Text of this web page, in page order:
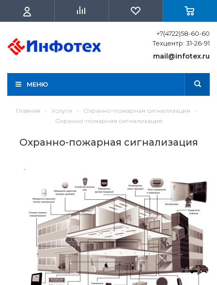
+7(4722)58-60-60
Техцентр: 31-26-91
mail@infotex.ru
МЕНЮ
Главная - Услуги - Охранно-пожарная сигнализация
-
Охранно-пожарная сигнализация
Охранно-пожарная сигнализация